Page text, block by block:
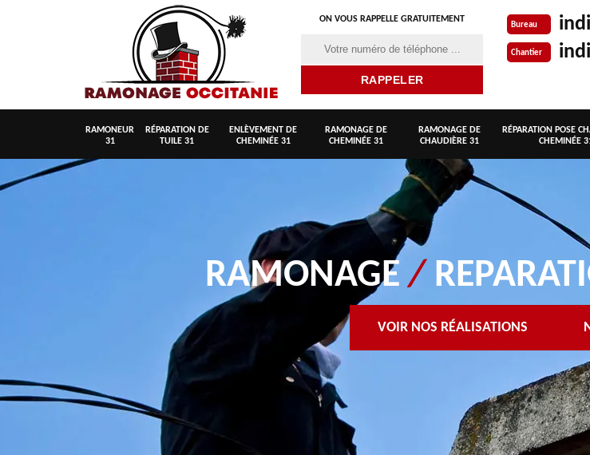
ON VOUS RAPPELLE GRATUITEMENT
Bureau
Chantier
RAMONEUR
31
RÉPARATION DE
TUILE 31
ENLÈVEMENT DE
CHEMINÉE 31
RAMONAGE DE
CHEMINÉE 31
RAMONAGE DE
CHAUDIÈRE 31
RÉPARATION POSE
CHEMINÉE
RAMONAGE/
VOIR NOS RÉALISATIONS